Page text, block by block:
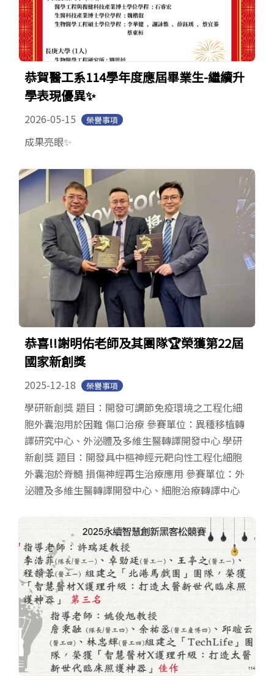
恭賀醫工系114學年度應屆畢業生-繼續升
學表現優異✨
2026-05-15 榮譽事項
成果亮眼✨
恭喜!!謝明佑老師及其團隊🏆榮獲第22屆
國家新創獎
2025-12-18 榮譽事項
學研新創獎 題目：開發可調節免疫環境之工程化細
胞外囊泡用於困難 傷口治療 參賽單位：異種移植轉
譯研究中心、外泌體及多維生醫轉譯開發中心 學研
新創獎 題目：開發具中樞神經元靶向性工程化細胞
外囊泡於脊髓 損傷神經再生治療應用 參賽單位：外
泌體及多維生醫轉譯開發中心、細胞治療轉譯中心